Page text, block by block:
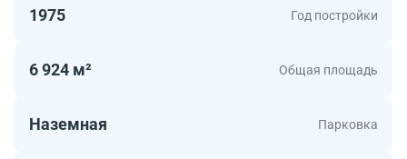
1975 Год постройки
6 924 м² Общая площадь
Наземная Парковка